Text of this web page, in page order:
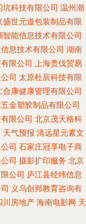
坑科技有限公司 温州潮
盛世元道包装制品有限
智能信息技术有限公司
息技术有限公司 湖南
限公司 上海贵伐贸易
司 太原杜辰科技有限
合康健康管理有限公司
金塑胶制品有限公司
限公司 北京茂天格科
天气预报 清远星元素文
司 石家庄冠享电子商
司 摄影扩印服务 北京
公司 庐江县经纬信息
义乌创邦教育咨询有
川房地产 海南电影网 天